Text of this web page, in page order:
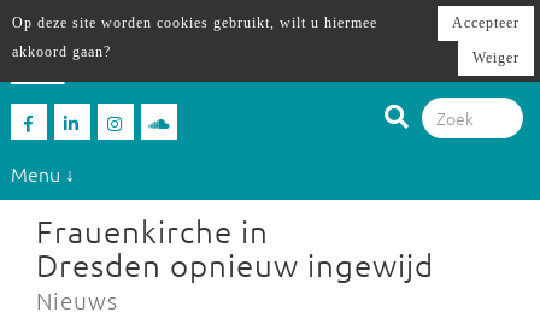
Menu ↓
Frauenkirche in
Dresden opnieuw ingewijd
Nieuws
Op deze site worden cookies gebruikt, wilt u hiermee
akkoord gaan?
Accepteer
Weiger